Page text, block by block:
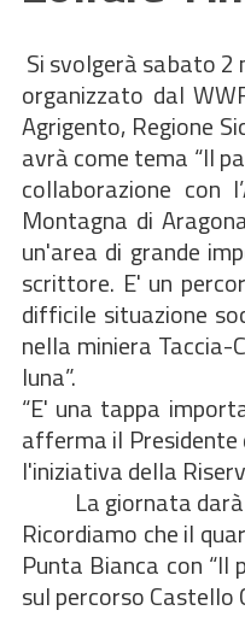
Si svolgerà sabato 2
organizzato dal
Agrigento, Regione
avrà come tema “Il
collaborazione con
Montagna di
un'area di grande
scrittore. E' un
difficile situazione
nella miniera Taccia-
luna”.
“E' una tappa
afferma il Presidente
l'iniziativa della
La giornata darà
Ricordiamo che il
Punta Bianca con
sul percorso